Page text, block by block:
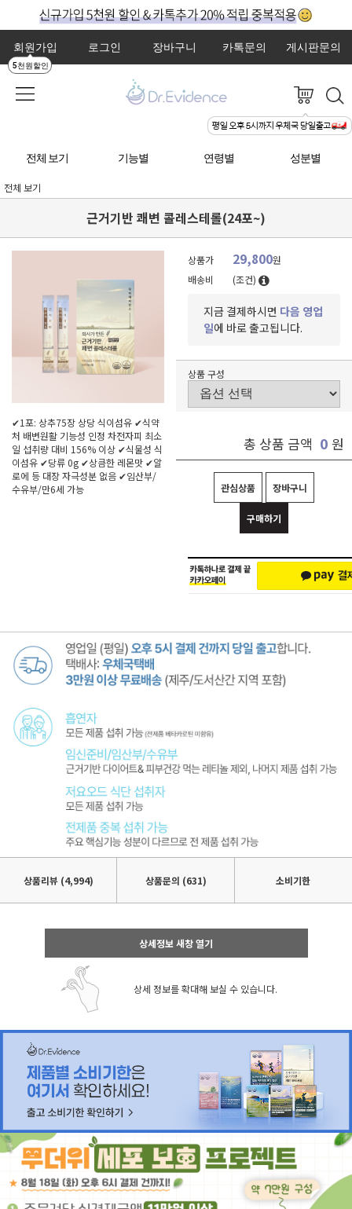
회원가입
5천원할인
로그인 장바구니 카톡문의 게시판문의
전체 보기 기능별 연령별 성분별
전체 보기
근거기반 쾌변 콜레스테롤(24포~)
✔1포: 상추75장 상당 식이섬유 ✔식약
처 배변원활 기능성 인정 차전자피 최소
일 섭취량 대비 156% 이상 ✔식물성 식
이섬유 ✔당류 0g ✔상큼한 레몬맛 ✔알
로에 등 대장 자극성분 없음 ✔임산부/
수유부/만6세 가능
상품가 29,800원
배송비
(조건)
지금 결제하시면 다음 영업
일에 바로 출고됩니다.
상품 구성
총 상품 금액 0 원
관심상품 장바구니
구매하기
상품리뷰 (4,994) 상품문의 (631) 소비기한
상세정보 새창 열기
상세 정보를 확대해 보실 수 있습니다.